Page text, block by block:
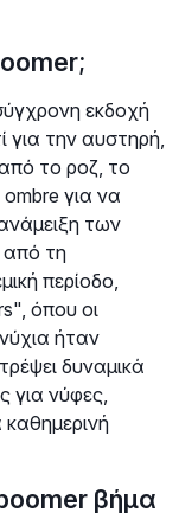
εκδοχή
για την αυστηρή,
το ροζ, το
ombre για να
των
τη
περίοδο,
όπου οι
ήταν
δυναμικά
για νύφες,
καθημερινή
βήμα